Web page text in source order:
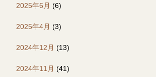
2025年6月 (6)
2025年4月 (3)
2024年12月 (13)
2024年11月 (41)